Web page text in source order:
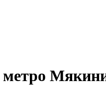
метро